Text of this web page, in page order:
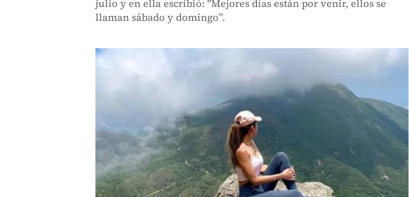
julio y en ella escribió: "Mejores días están por venir, ellos se
llaman sábado y domingo”.